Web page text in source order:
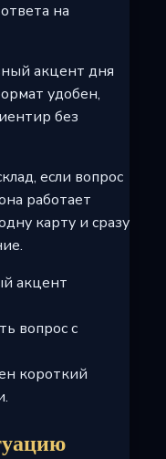
на
акцент дня
удобен,
без
если вопрос
работает
карту и сразу
акцент
вопрос с
короткий